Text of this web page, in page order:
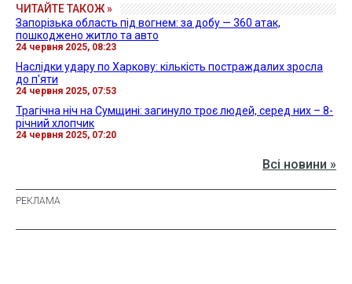
ЧИТАЙТЕ ТАКОЖ »
Запорізька область під вогнем: за добу — 360 атак,
пошкоджено житло та авто
24 червня 2025, 08:23
Наслідки удару по Харкову: кількість постраждалих зросла
до п'яти
24 червня 2025, 07:53
Трагічна ніч на Сумщині: загинуло троє людей, серед них – 8-
річний хлопчик
24 червня 2025, 07:20
Всі новини »